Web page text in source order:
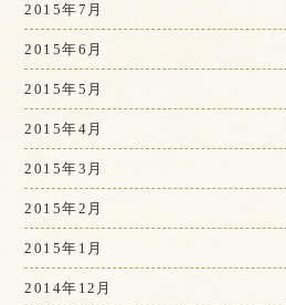
2015年7月
2015年6月
2015年5月
2015年4月
2015年3月
2015年2月
2015年1月
2014年12月